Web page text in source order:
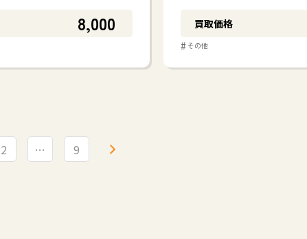
8,000 買取価格
#その他
2 … 9